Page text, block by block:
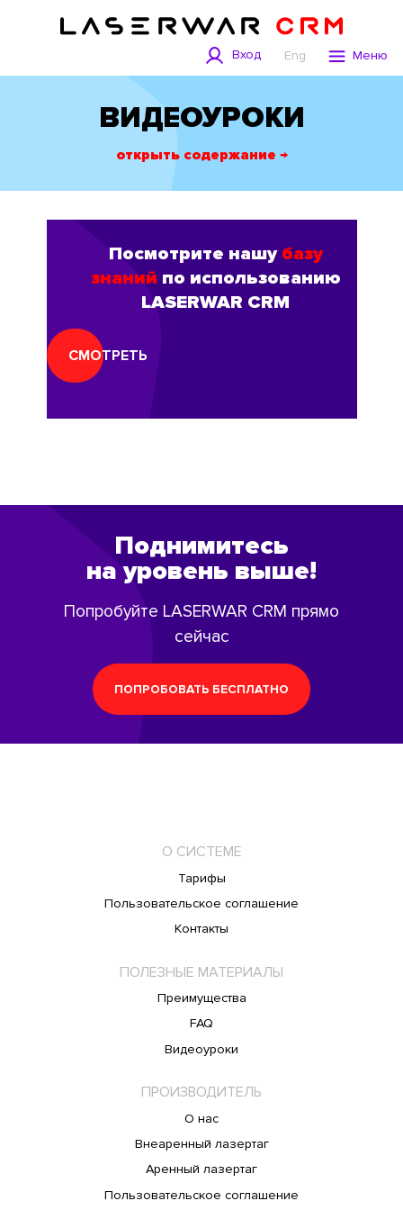
Вход Eng Меню
ВИДЕОУРОКИ
открыть содержание →
Посмотрите нашу базу
знаний по использованию
LASERWAR CRM
СМОТРЕТЬ
Поднимитесь
на уровень выше!
Попробуйте LASERWAR CRM прямо
сейчас
ПОПРОБОВАТЬ БЕСПЛАТНО
О СИСТЕМЕ
Тарифы
Пользовательское соглашение
Контакты
ПОЛЕЗНЫЕ МАТЕРИАЛЫ
Преимущества
FAQ
Видеоуроки
ПРОИЗВОДИТЕЛЬ
О нас
Внеаренный лазертаг
Аренный лазертаг
Пользовательское соглашение